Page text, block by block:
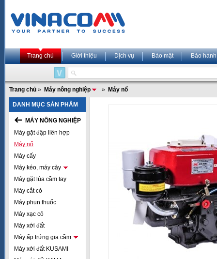
Trang chủ Giới thiệu Dịch vụ Bảo mật Bảo hành
Trang chủ » Máy nông nghiệp » Máy nổ
DANH MỤC SẢN PHẨM
MÁY NÔNG NGHIỆP
Máy gặt đập liên hợp
Máy nổ
Máy cấy
Máy kéo, máy cày
Máy gặt lúa cầm tay
Máy cắt cỏ
Máy phun thuốc
Máy xạc cỏ
Máy xới đất
Máy ấp trứng gia cầm
Máy xới đất KUSAMI